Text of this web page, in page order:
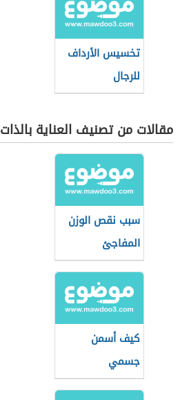
تخسيس الأرداف
للرجال
مقالات من تصنيف العناية بالذات
سبب نقص الوزن
المفاجئ
كيف أسمن
جسمي